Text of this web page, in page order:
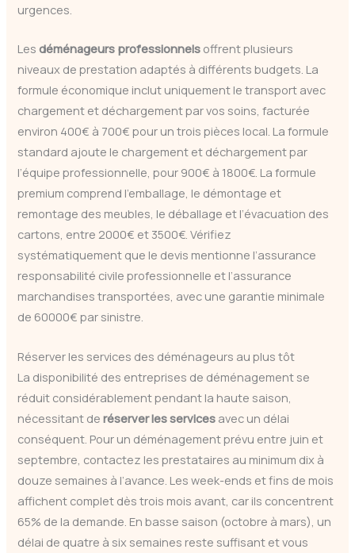
urgences.
Lesdéménageurs professionnels offrent plusieurs
niveaux de prestation adaptés à différents budgets. La
formule économique inclut uniquement le transport avec
chargement et déchargement par vos soins, facturée
environ 400€ à 700€ pour un trois pièces local. La formule
standard ajoute le chargement et déchargement par
l’équipe professionnelle, pour 900€ à 1800€. La formule
premium comprend l’emballage, le démontage et
remontage des meubles, le déballage et l’évacuation des
cartons, entre 2000€ et 3500€. Vérifiez
systématiquement que le devis mentionne l’assurance
responsabilité civile professionnelle et l’assurance
marchandises transportées, avec une garantie minimale
de 60000€ par sinistre.
Réserver les services des déménageurs au plus tôt
La disponibilité des entreprises de déménagement se
réduit considérablement pendant la haute saison,
nécessitant deréserver les services avec un délai
conséquent. Pour un déménagement prévu entre juin et
septembre, contactez les prestataires au minimum dix à
douze semaines à l’avance. Les week-ends et fins de mois
affichent complet dès trois mois avant, car ils concentrent
65% de la demande. En basse saison (octobre à mars), un
délai de quatre à six semaines reste suffisant et vous